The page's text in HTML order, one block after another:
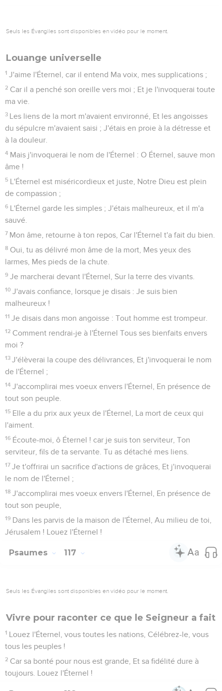
Seuls les Évangiles sont disponibles en vidéo pour le moment.
Louange universelle
1 J'aime l'Éternel, car il entend Ma voix, mes supplications ;
2 Car il a penché son oreille vers moi ; Et je l'invoquerai toute
ma vie.
3 Les liens de la mort m'avaient environné, Et les angoisses
du sépulcre m'avaient saisi ; J'étais en proie à la détresse et
à la douleur.
4 Mais j'invoquerai le nom de l'Éternel : O Éternel, sauve mon
âme !
5 L'Éternel est miséricordieux et juste, Notre Dieu est plein
de compassion ;
6 L'Éternel garde les simples ; J'étais malheureux, et il m'a
sauvé.
7 Mon âme, retourne à ton repos, Car l'Éternel t'a fait du bien.
8 Oui, tu as délivré mon âme de la mort, Mes yeux des
larmes, Mes pieds de la chute.
9 Je marcherai devant l'Éternel, Sur la terre des vivants.
10 J'avais confiance, lorsque je disais : Je suis bien
malheureux !
11 Je disais dans mon angoisse : Tout homme est trompeur.
12 Comment rendrai-je à l'Éternel Tous ses bienfaits envers
moi ?
13 J'élèverai la coupe des délivrances, Et j'invoquerai le nom
de l'Éternel ;
14 J'accomplirai mes voeux envers l'Éternel, En présence de
tout son peuple.
15 Elle a du prix aux yeux de l'Éternel, La mort de ceux qui
l'aiment.
16 Écoute-moi, ô Éternel ! car je suis ton serviteur, Ton
serviteur, fils de ta servante. Tu as détaché mes liens.
17 Je t'offrirai un sacrifice d'actions de grâces, Et j'invoquerai
le nom de l'Éternel ;
18 J'accomplirai mes voeux envers l'Éternel, En présence de
tout son peuple,
19 Dans les parvis de la maison de l'Éternel, Au milieu de toi,
Jérusalem ! Louez l'Éternel !
Psaumes 117
Seuls les Évangiles sont disponibles en vidéo pour le moment.
Vivre pour raconter ce que le Seigneur a fait
1 Louez l'Éternel, vous toutes les nations, Célébrez-le, vous
tous les peuples !
2 Car sa bonté pour nous est grande, Et sa fidélité dure à
toujours. Louez l'Éternel !